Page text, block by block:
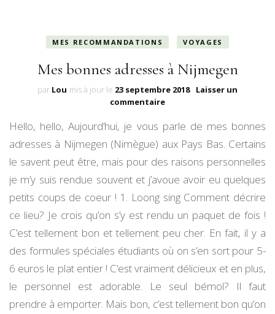
MES RECOMMANDATIONS VOYAGES
Mes bonnes adresses à Nijmegen
par Lou mis à jour le 23 septembre 2018
Laisser un
commentairesur
bonnes
adresses
à
Nijmegen
Hello, hello, Aujourd’hui, je vous parle de mes bonnes
adresses à Nijmegen (Nimègue) aux Pays Bas. Certains
le savent peut être, mais pour des raisons personnelles
je m’y suis rendue souvent et j’avoue avoir eu quelques
petits coups de coeur ! 1. Loong sing Comment décrire
ce lieu? Je crois qu’on s’y est rendu un paquet de fois !
C’est tellement bon et tellement peu cher. En fait, il y a
des formules spéciales étudiants où on s’en sort pour 5-
6 euros le plat entier ! C’est vraiment délicieux et en plus,
le personnel est adorable. Le seul bémol? Il faut
prendre à emporter. Mais bon, c’est tellement bon qu’on